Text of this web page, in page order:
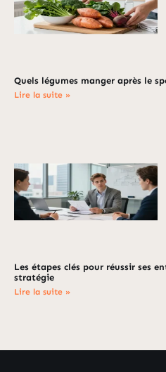
Quels légumes manger après le
Lire la suite »
Les étapes clés pour réussir ses
stratégie
Lire la suite »